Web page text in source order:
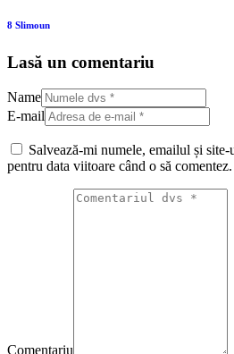
8 Slimoun
Lasă un comentariu
Name
E-mail
Salvează-mi numele, emailul și
pentru data viitoare când o să comentez.
Comentariu